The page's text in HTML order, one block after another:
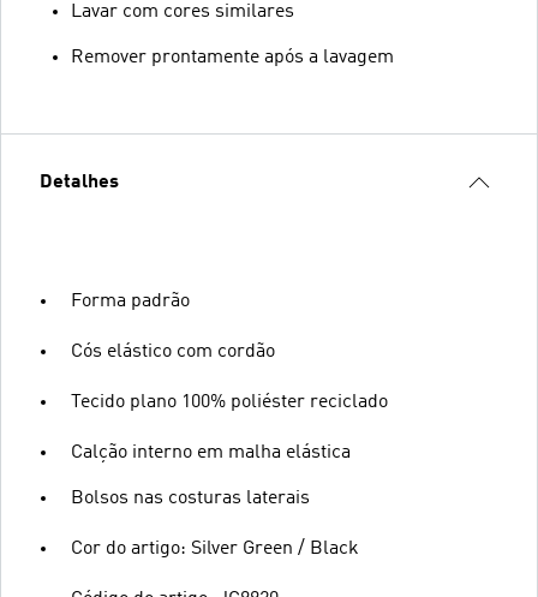
Lavar com cores similares
Remover prontamente após a lavagem
Detalhes
Forma padrão
Cós elástico com cordão
Tecido plano 100% poliéster reciclado
Calção interno em malha elástica
Bolsos nas costuras laterais
Cor do artigo: Silver Green / Black